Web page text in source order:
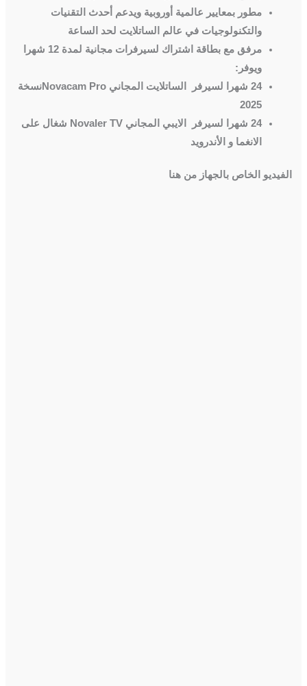
مطور بمعايير عالمية أوروبية ويدعم أحدث التقنيات
والتكنولوجيات في عالم الساتلايت لحد الساعة
مرفق مع بطاقة اشتراك لسيرفرات مجانية لمدة 12 شهرا
ويوفر :
24 شهرا لسيرفر الساتلايت المجاني
Novacam Proنسخة
2025
24 شهرا لسيرفر الايبي المجاني
Novaler TV شغال على
الانغما و الأندرويد
الفيديو الخاص بالجهاز من هنا